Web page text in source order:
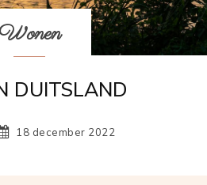
DUITSLAND
18 december 2022